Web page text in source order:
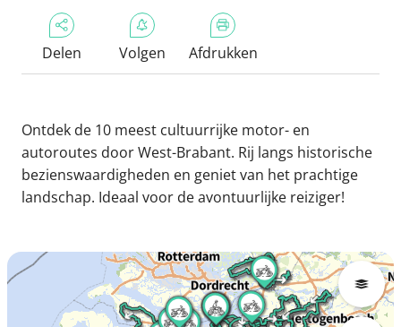
Delen Volgen Afdrukken
Ontdek de 10 meest cultuurrijke motor- en
autoroutes door West-Brabant. Rij langs historische
bezienswaardigheden en geniet van het prachtige
landschap. Ideaal voor de avontuurlijke reiziger!